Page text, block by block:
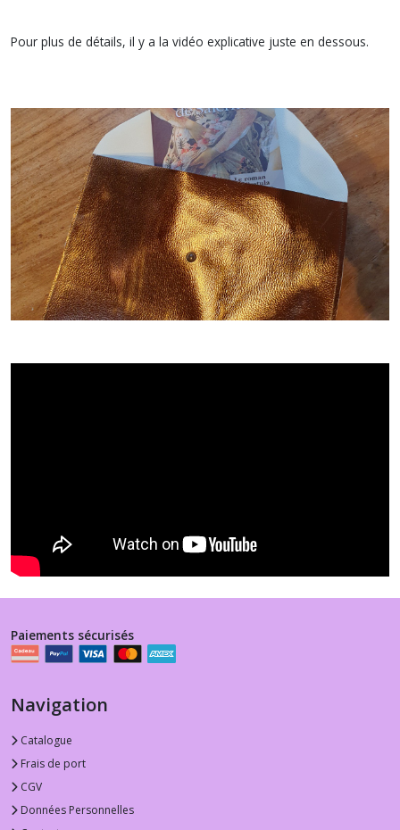
Pour plus de détails, il y a la vidéo explicative juste en dessous.
Paiements sécurisés
Navigation
Catalogue
Frais de port
CGV
Données Personnelles